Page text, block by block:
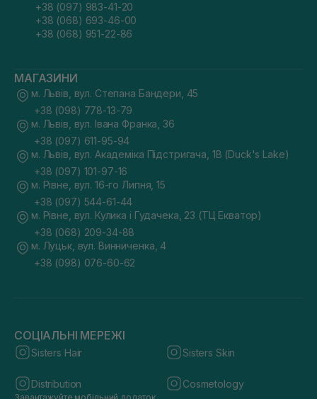
+38 (097) 983-41-20
+38 (068) 693-46-00
+38 (068) 951-22-86
МАГАЗИНИ
м. Львів, вул. Степана Бандери, 45
+38 (098) 778-13-79
м. Львів, вул. Івана Франка, 36
+38 (097) 611-95-94
м. Львів, вул. Академіка Підстригача, 1В (Duck's Lake)
+38 (097) 101-97-16
м. Рівне, вул. 16-го Липня, 15
+38 (097) 544-61-44
м. Рівне, вул. Кулика і Гудачека, 23 (ТЦ Екватор)
+38 (068) 209-34-88
м. Луцьк, вул. Винниченка, 4
+38 (098) 076-60-62
СОЦІАЛЬНІ МЕРЕЖІ
Sisters Hair Sisters Skin
Distribution Cosmetology